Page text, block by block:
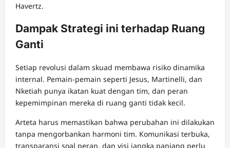
Havertz.
Dampak Strategi ini terhadap Ruang
Ganti
Setiap revolusi dalam skuad membawa risiko dinamika
internal. Pemain-pemain seperti Jesus, Martinelli, dan
Nketiah punya ikatan kuat dengan tim, dan peran
kepemimpinan mereka di ruang ganti tidak kecil.
Arteta harus memastikan bahwa perubahan ini dilakukan
tanpa mengorbankan harmoni tim. Komunikasi terbuka,
transparansi soal peran, dan visi jangka panjang perlu